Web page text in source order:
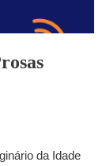
da Idade